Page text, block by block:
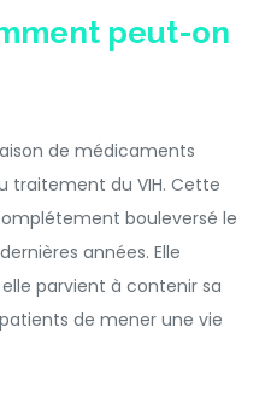
peut-on
de médicaments
traitement du VIH. Cette
bouleversé le
années. Elle
parvient à contenir sa
de mener une vie